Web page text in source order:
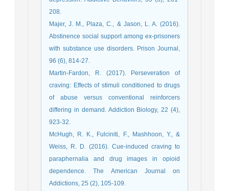
208.
Majer, J. M., Plaza, C., & Jason, L. A. (2016).
Abstinence social support among ex-prisoners
with substance use disorders. Prison Journal,
96 (6), 814-27.
Martin-Fardon, R. (2017). Perseveration of
craving: Effects of stimuli conditioned to drugs
of abuse versus conventional reinforcers
differing in demand. Addiction Biology, 22 (4),
923-32.
McHugh, R. K., Fulciniti, F., Mashhoon, Y., &
Weiss, R. D. (2016). Cue‐induced craving to
paraphernalia and drug images in opioid
dependence. The American Journal on
Addictions, 25 (2), 105-109.